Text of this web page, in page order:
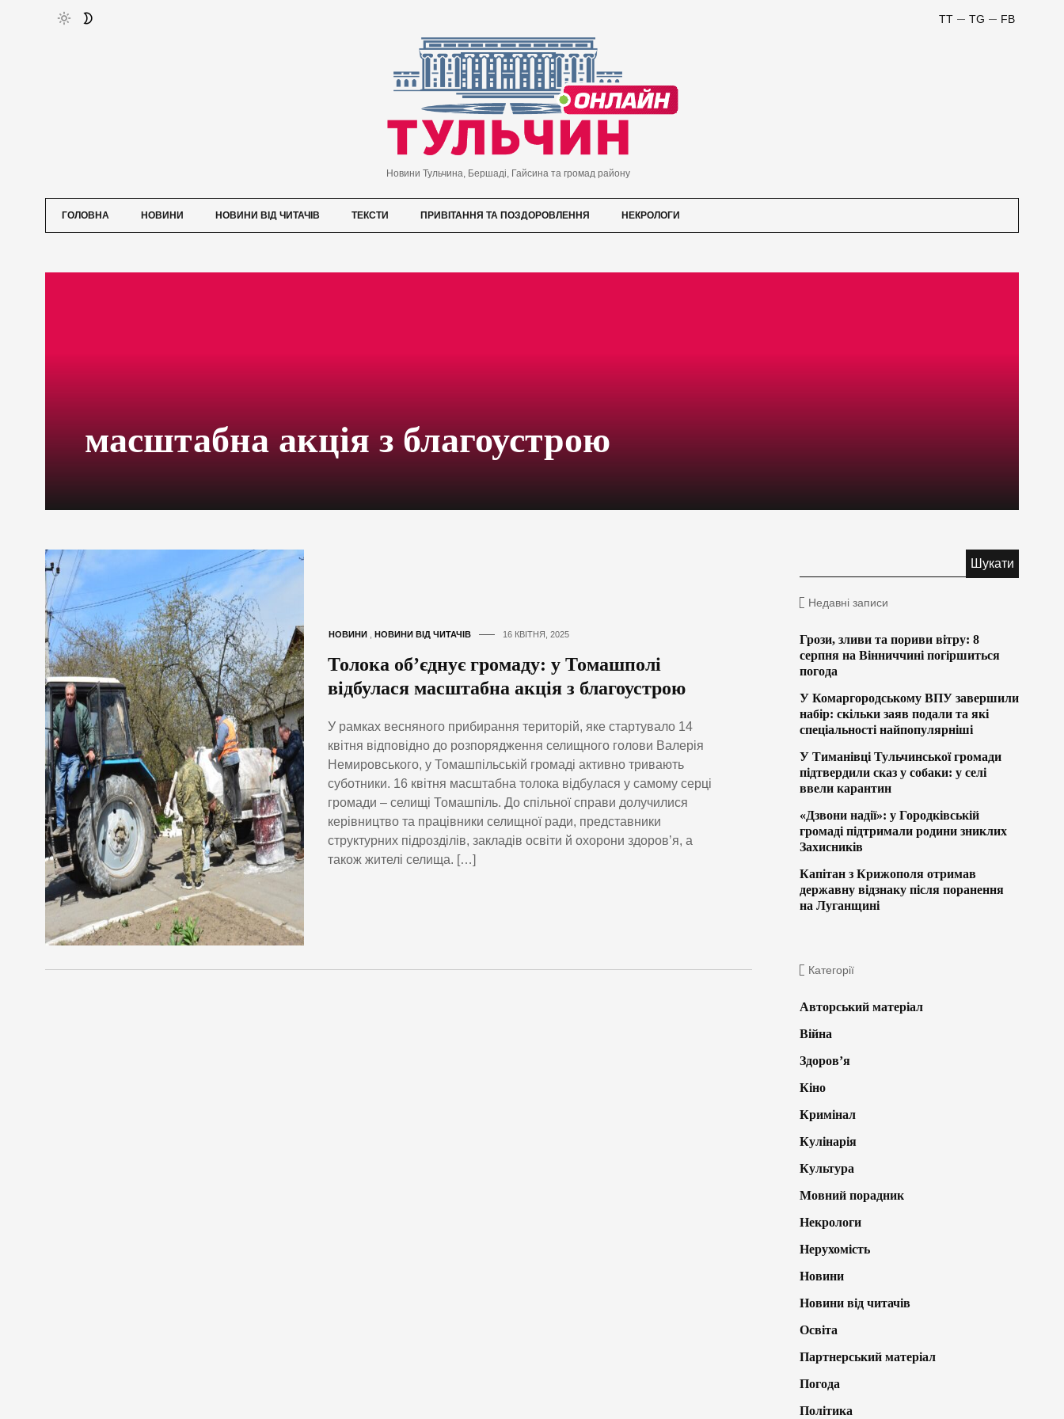
FB
TG
TT
Новини Тульчина, Бершаді, Гайсина та громад району
ГОЛОВНА НОВИНИ НОВИНИ ВІД ЧИТАЧІВ ТЕКСТИ ПРИВІТАННЯ ТА ПОЗДОРОВЛЕННЯ НЕКРОЛОГИ
масштабна акція з благоустрою
НОВИНИ , НОВИНИ ВІД ЧИТАЧІВ 16 КВІТНЯ, 2025
Толока об’єднує громаду: у Томашполі
відбулася масштабна акція з благоустрою
У рамках весняного прибирання територій, яке стартувало 14
квітня відповідно до розпорядження селищного голови Валерія
Немировського, у Томашпільській громаді активно тривають
суботники. 16 квітня масштабна толока відбулася у самому серці
громади – селищі Томашпіль. До спільної справи долучилися
керівництво та працівники селищної ради, представники
структурних підрозділів, закладів освіти й охорони здоров’я, а
також жителі селища. […]
Недавні записи
Грози, зливи та пориви вітру: 8
серпня на Вінниччині погіршиться
погода
У Комаргородському ВПУ завершили
набір: скільки заяв подали та які
спеціальності найпопулярніші
У Тиманівці Тульчинської громади
підтвердили сказ у собаки: у селі
ввели карантин
«Дзвони надії»: у Городківській
громаді підтримали родини зниклих
Захисників
Капітан з Крижополя отримав
державну відзнаку після поранення
на Луганщині
Категорії
Авторський матеріал
Війна
Здоров’я
Кіно
Кримінал
Кулінарія
Культура
Мовний порадник
Некрологи
Нерухомість
Новини
Новини від читачів
Освіта
Партнерський матеріал
Погода
Політика